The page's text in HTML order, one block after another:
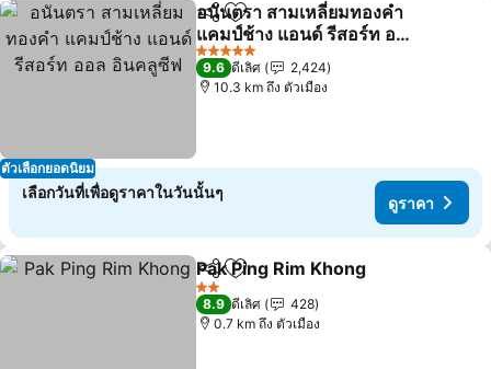
ตัวเลือกยอดนิยม
แชร์ เพิ่มในรายการโปรด
อนันตรา สามเหลี่ยมทองคำ
แคมป์ช้าง แอนด์ รีสอร์ท ออล
อินคลูซีฟ
ดูราคา
5 ดาว
9.6 ดีเลิศ
2,424
10.3 km ถึง ตัวเมือง
เลือกวันที่เพื่อดูราคาในวันนั้นๆ
ดูราคา
แชร์ เพิ่มในรายการโปรด
Pak Ping Rim Khong
2 ดาว
8.9 ดีเลิศ
428
0.7 km ถึง ตัวเมือง